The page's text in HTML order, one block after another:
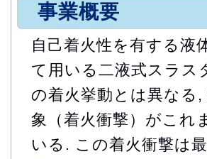
事業概要
自己着火性を有する液
て用いる二液式スラス
の着火挙動とは異なる
象（着火衝撃）がこれ
いる. この着火衝撃は